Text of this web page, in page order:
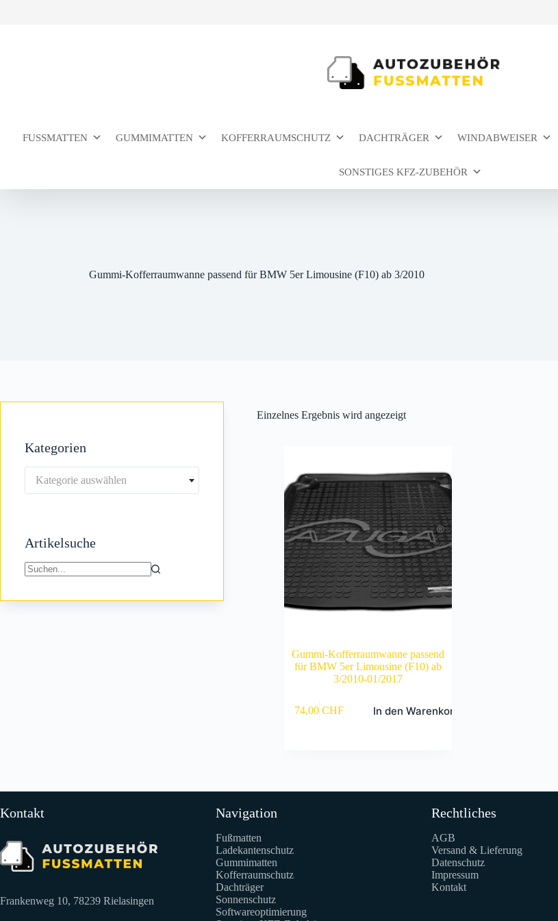
FUSSMATTEN GUMMIMATTEN KOFFERRAUMSCHUTZ DACHTRÄGER WINDABWEISER
SONSTIGES KFZ-ZUBEHÖR
Gummi-Kofferraumwanne passend für BMW 5er Limousine (F10) ab 3/2010
Einzelnes Ergebnis wird angezeigt
Gummi-Kofferraumwanne passend
für BMW 5er Limousine (F10) ab
3/2010-01/2017
74,00CHF In den Warenkorb
Kategorien
Kategorie auswählen
Artikelsuche
Kontakt
Frankenweg 10, 78239 Rielasingen
Navigation
Fußmatten
Ladekantenschutz
Gummimatten
Kofferraumschutz
Dachträger
Sonnenschutz
Softwareoptimierung
Rechtliches
AGB
Versand & Lieferung
Datenschutz
Impressum
Kontakt